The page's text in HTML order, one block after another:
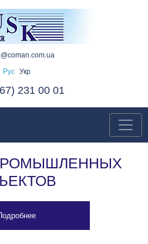
Рус
Укр
231 00 01